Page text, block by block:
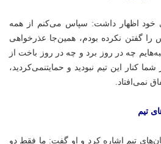
اظهار داشت: سپاس می‌کنم از همه
گفتن نکرده بودم، همین‌جا عذرخواهی
چه در روز برد و چه در روز باخت از
کنار این تیم نبودید و حمایتنمی‌کردید،
نمی‌افتاد.
تیم
تیم اشاره کرد و او گفت: ما فقط دو